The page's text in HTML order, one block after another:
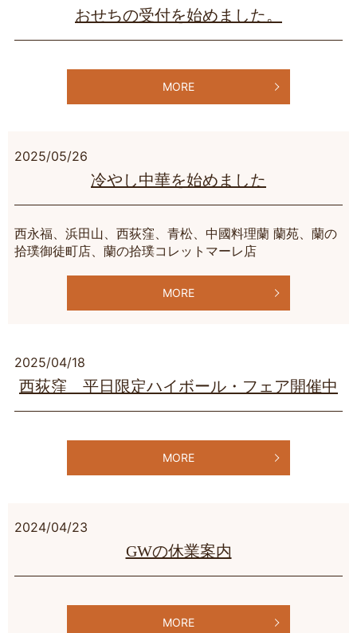
おせちの受付を始めました。
MORE
2025/05/26
冷やし中華を始めました
西永福、浜田山、西荻窪、青松、中國料理蘭 蘭苑、蘭の
拾璞御徒町店、蘭の拾璞コレットマーレ店
MORE
2025/04/18
西荻窪 平日限定ハイボール・フェア開催中
MORE
2024/04/23
GWの休業案内
MORE